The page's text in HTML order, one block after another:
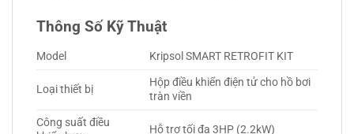
Thông Số Kỹ Thuật
Model Kripsol SMART RETROFIT KIT
Loại thiết bị
Hộp điều khiển điện tử cho hồ bơi
tràn viền
Công suất điều
Hỗ trợ tối đa 3HP (2.2kW)